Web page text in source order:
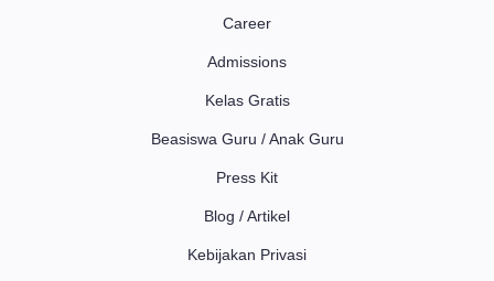
Career
Admissions
Kelas Gratis
Beasiswa Guru / Anak Guru
Press Kit
Blog / Artikel
Kebijakan Privasi